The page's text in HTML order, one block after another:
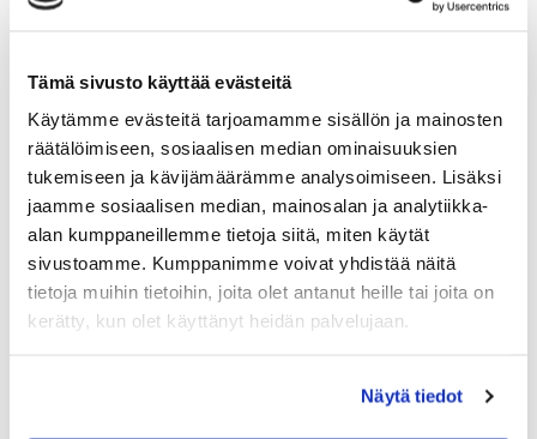
Tämä sivusto käyttää evästeitä
Käytämme evästeitä tarjoamamme sisällön ja mainosten
räätälöimiseen, sosiaalisen median ominaisuuksien
tukemiseen ja kävijämäärämme analysoimiseen. Lisäksi
jaamme sosiaalisen median, mainosalan ja analytiikka-
alan kumppaneillemme tietoja siitä, miten käytät
sivustoamme. Kumppanimme voivat yhdistää näitä
tietoja muihin tietoihin, joita olet antanut heille tai joita on
kerätty, kun olet käyttänyt heidän palvelujaan.
Näytä tiedot
Payments Oy. Visma Pay välittää maksut
verkkokauppiaalle. Maksaminen on turvallista,
sillä kaikki maksutapahtumaa koskevat tiedot
välitetään salattua yhteyttä käyttäen niin ettei
kukaan ulkopuolinen taho näe
maksutapahtuman tietoja.
verkkokaupan välille. Verkkokaupan vastuulla